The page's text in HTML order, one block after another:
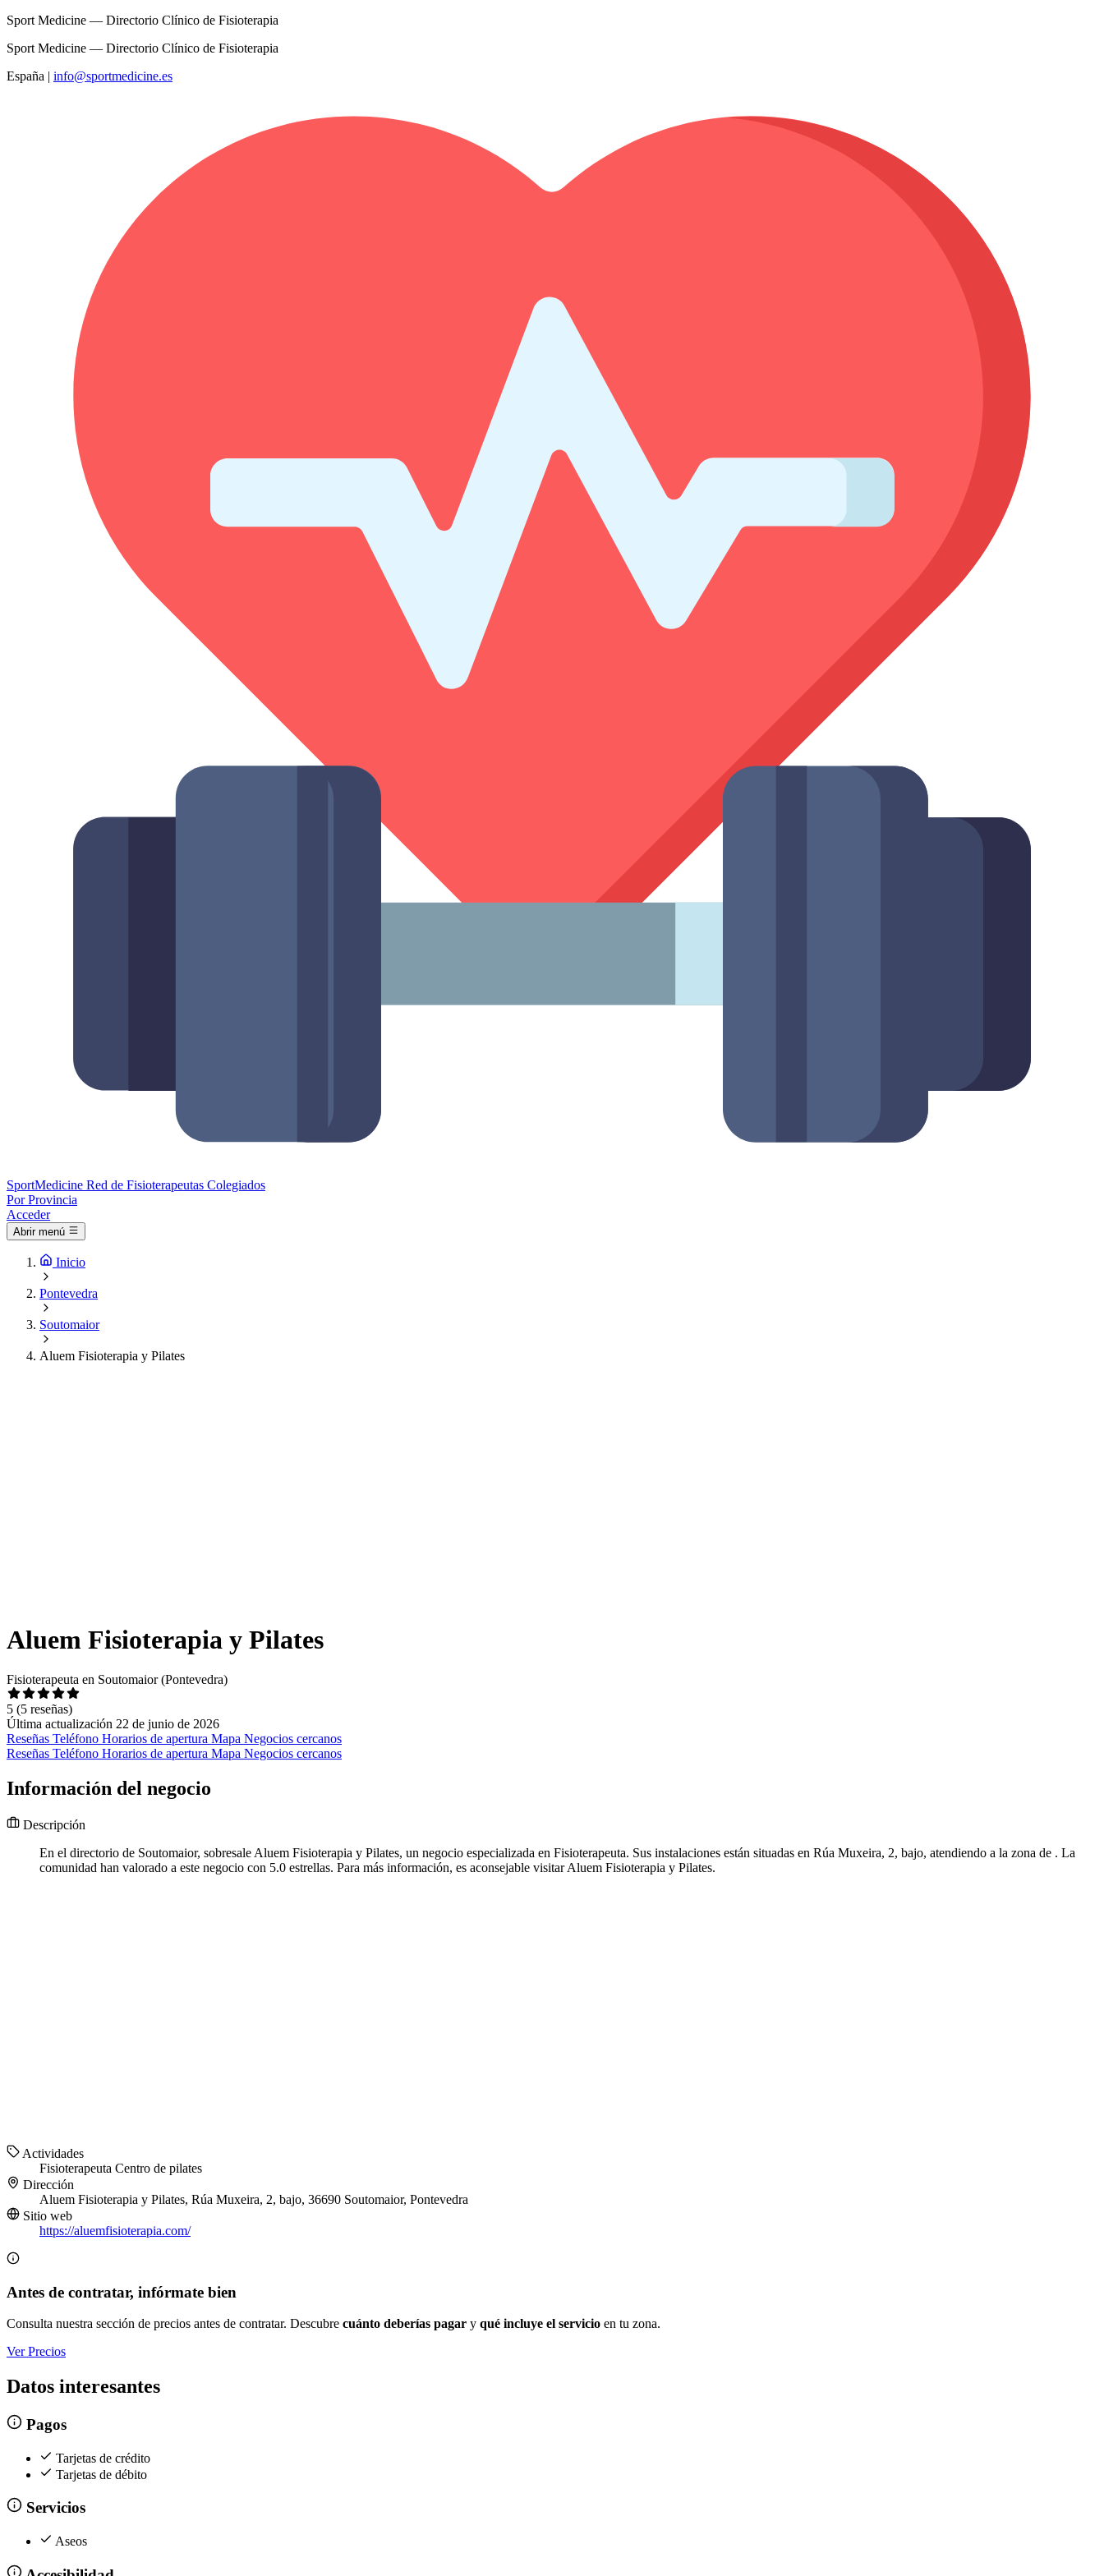
Sport Medicine — Directorio Clínico de Fisioterapia
Sport Medicine — Directorio Clínico de Fisioterapia
España | info@sportmedicine.es
SportMedicine Red de Fisioterapeutas Colegiados
Por Provincia
Acceder
Abrir menú
Inicio
Pontevedra
Soutomaior
Aluem Fisioterapia y Pilates
Aluem Fisioterapia y Pilates
Fisioterapeuta en Soutomaior (Pontevedra)
5 (5 reseñas)
Última actualización 22 de junio de 2026
Reseñas Teléfono Horarios de apertura Mapa Negocios cercanos
Reseñas Teléfono Horarios de apertura Mapa Negocios cercanos
Información del negocio
Descripción
En el directorio de Soutomaior, sobresale Aluem Fisioterapia y Pilates, un negocio especializada en Fisioterapeuta. Sus instalaciones están situadas en Rúa Muxeira, 2, bajo, atendiendo a la zona de . La
comunidad han valorado a este negocio con 5.0 estrellas. Para más información, es aconsejable visitar Aluem Fisioterapia y Pilates.
Actividades
Fisioterapeuta Centro de pilates
Dirección
Aluem Fisioterapia y Pilates, Rúa Muxeira, 2, bajo, 36690 Soutomaior, Pontevedra
Sitio web
https://aluemfisioterapia.com/
Antes de contratar, infórmate bien
Consulta nuestra sección de precios antes de contratar. Descubre cuánto deberías pagar y qué incluye el servicio en tu zona.
Ver Precios
Datos interesantes
Pagos
Tarjetas de crédito
Tarjetas de débito
Servicios
Aseos